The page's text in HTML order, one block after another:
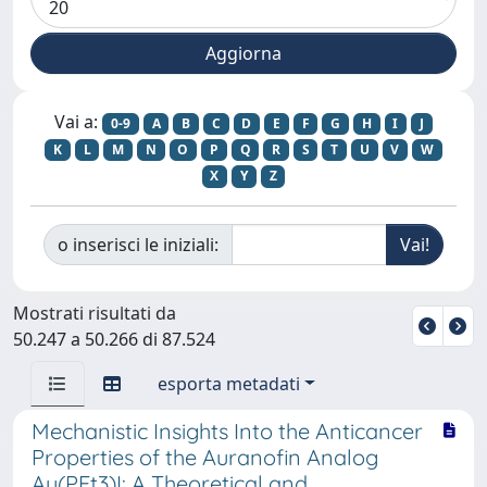
Vai a: 0-9 A B C D E F G H I
J
K
L M N O P Q R S T U V
W
X
Y Z
o inserisci le iniziali:
Mostrati risultati da
50.247 a 50.266 di 87.524
esporta metadati
Mechanistic Insights Into the Anticancer
Properties of the Auranofin Analog